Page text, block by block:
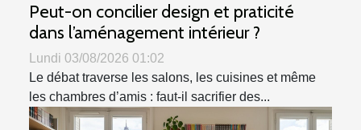
Peut-on concilier design et praticité
dans l’aménagement intérieur ?
Lundi 03/08/2026 01:02
Le débat traverse les salons, les cuisines et même
les chambres d’amis : faut-il sacrifier des...